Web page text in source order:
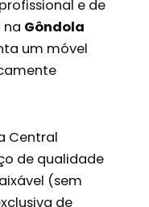
e de
na Gôndola
um móvel
Central
de qualidade
(sem
de